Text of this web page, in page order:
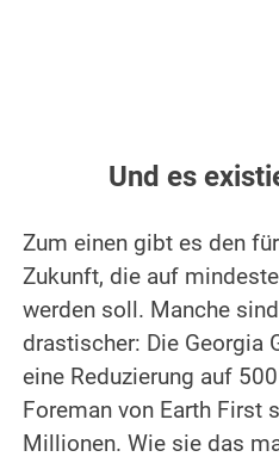
Und es
Zum einen gibt es den
Zukunft, die auf
werden soll. Manche
drastischer: Die Georgia
eine Reduzierung auf
Foreman von Earth First
Millionen. Wie sie das